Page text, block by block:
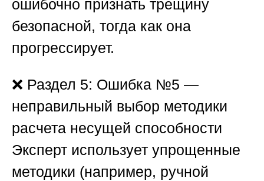
ошибочно признать трещину
безопасной, тогда как она
прогрессирует.
❌ Раздел 5: Ошибка №5 —
неправильный выбор методики
расчета несущей способности
Эксперт использует упрощенные
методики (например, ручной